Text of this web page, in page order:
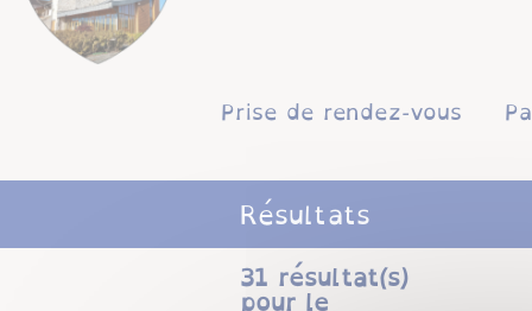
Prise de rendez-vous
Résultats
31 résultat(s)
pour le